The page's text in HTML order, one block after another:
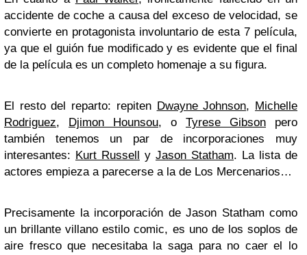
accidente de coche a causa del exceso de velocidad, se
convierte en protagonista involuntario de esta 7 película,
ya que el guión fue modificado y es evidente que el final
de la película es un completo homenaje a su figura.
El resto del reparto: repiten Dwayne Johnson, Michelle
Rodriguez, Djimon Hounsou, o Tyrese Gibson pero
también tenemos un par de incorporaciones muy
interesantes: Kurt Russell y Jason Statham. La lista de
actores empieza a parecerse a la de Los Mercenarios…
Precisamente la incorporación de Jason Statham como
un brillante villano estilo comic, es uno de los soplos de
aire fresco que necesitaba la saga para no caer el lo